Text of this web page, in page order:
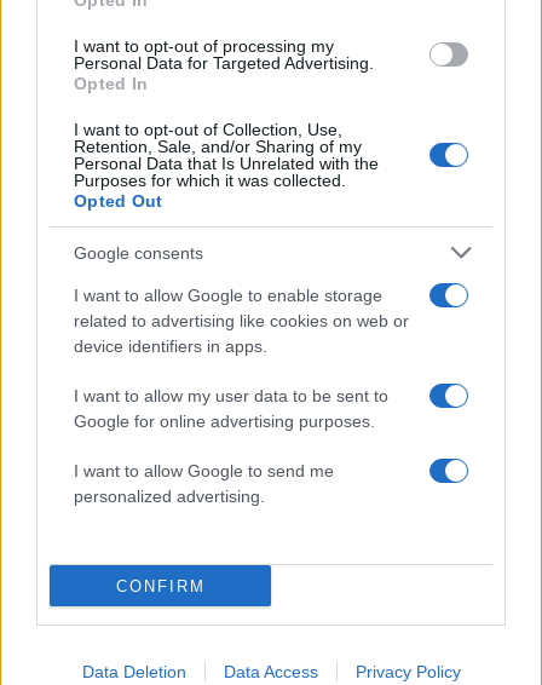
I want to opt-out of processing my
Personal Data for Targeted Advertising.
Opted In
I want to opt-out of Collection, Use,
Retention, Sale, and/or Sharing of my
Personal Data that Is Unrelated with the
Purposes for which it was collected.
Opted Out
Google consents
I want to allow Google to enable storage
related to advertising like cookies on web or
device identifiers in apps.
I want to allow my user data to be sent to
Google for online advertising purposes.
I want to allow Google to send me
personalized advertising.
CONFIRM
Data Deletion Data Access Privacy Policy
η αύξηση που αναμένουμε προφανώς θα είναι
πολύ μεγαλύτερη. Στα χρονικά δεν έχει ξαναγίνει
τέτοια αύξηση. Έμεις έχουμε αγωνία αν με αυτές
προμηθευτουμε το αλεύρι. Εδώ και λίγες μέρες
βλέπω πολλούς πελάτες μου να μου ζητάνε
αλεύρι και να παίρνουν υλικά για να φτιάξουν
μόνοι τους ψωμί στο σπίτι. Το ακούω πλέον
συχνά γιατί τώρα με τις αυξήσεις θεωρούν πως
αν το κάνουν μόνοι τους θα γλιτώσουν χρήματα».
ΔΙΑΦΗΜΙΣΗ